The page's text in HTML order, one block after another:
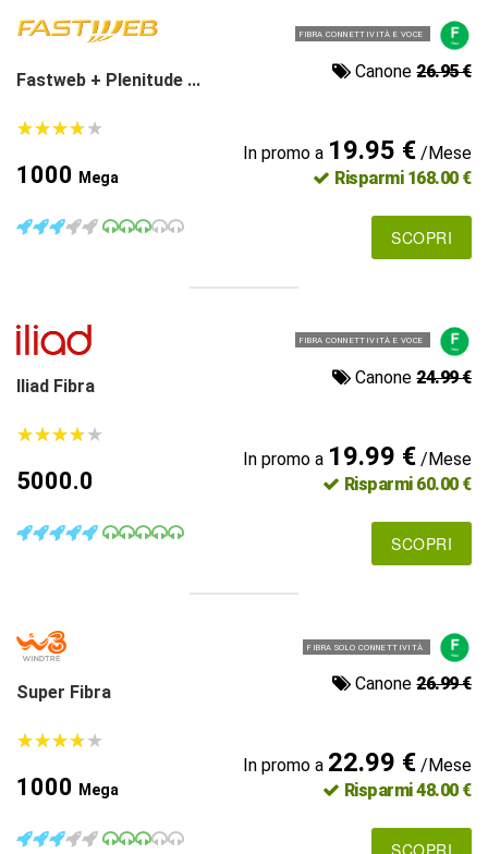
FIBRA CONNETTIVITÀ E VOCE
Fastweb + Plenitude ... Canone26.95 €
★★★★★
★★★★★
1000 Mega
In promo a 19.95 €/Mese
Risparmi 168.00 €
SCOPRI
FIBRA CONNETTIVITÀ E VOCE
Iliad Fibra Canone24.99 €
★★★★★
★★★★★
5000.0
In promo a 19.99 €/Mese
Risparmi 60.00 €
SCOPRI
FIBRA SOLO CONNETTIVITÀ
Super Fibra Canone26.99 €
★★★★★
★★★★★
1000 Mega
In promo a 22.99 €/Mese
Risparmi 48.00 €